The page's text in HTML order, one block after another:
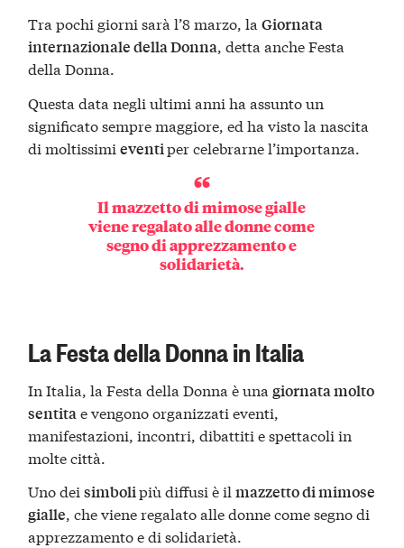
Tra pochi giorni sarà l’8 marzo, laGiornata
internazionale della Donna, detta anche Festa
della Donna.
Questa data negli ultimi anni ha assunto un
significato sempre maggiore, ed ha visto la nascita
di moltissimieventiper celebrarne l’importanza.
Il mazzetto di mimose gialle
viene regalato alle donne come
segno di apprezzamento e
solidarietà.
La Festa della Donna in Italia
In Italia, la Festa della Donna è una giornata molto
sentita e vengono organizzati eventi,
manifestazioni, incontri, dibattiti e spettacoli in
molte città.
Uno deisimbolipiù diffusi è ilmazzetto di mimose
gialle, che viene regalato alle donne come segno di
apprezzamento e di solidarietà.